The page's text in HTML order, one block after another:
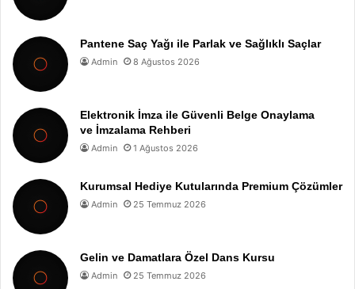
Pantene Saç Yağı ile Parlak ve Sağlıklı Saçlar
Admin 8 Ağustos 2026
Elektronik İmza ile Güvenli Belge Onaylama
ve İmzalama Rehberi
Admin 1 Ağustos 2026
Kurumsal Hediye Kutularında Premium Çözümler
Admin 25 Temmuz 2026
Gelin ve Damatlara Özel Dans Kursu
Admin 25 Temmuz 2026